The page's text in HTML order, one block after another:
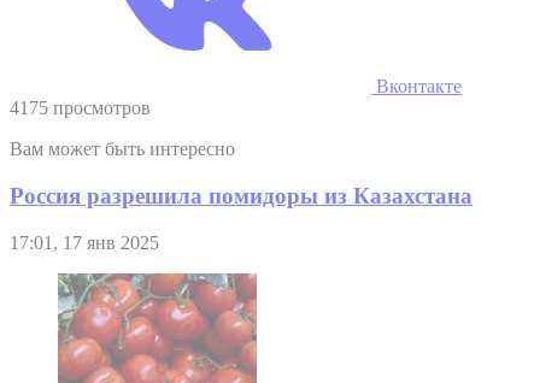
Вконтакте
4175 просмотров
Вам может быть интересно
Россия разрешила помидоры из Казахстана
17:01, 17 янв 2025